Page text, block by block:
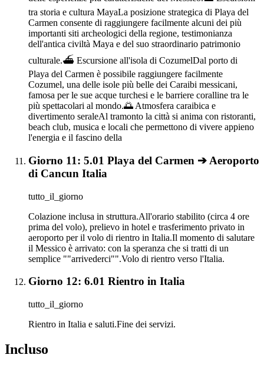
tra storia e cultura MayaLa posizione strategica di Playa del
Carmen consente di raggiungere facilmente alcuni dei più
importanti siti archeologici della regione, testimonianza
dell'antica civiltà Maya e del suo straordinario patrimonio
culturale.⛴️ Escursione all'isola di CozumelDal porto di
Playa del Carmen è possibile raggiungere facilmente
Cozumel, una delle isole più belle dei Caraibi messicani,
famosa per le sue acque turchesi e le barriere coralline tra le
più spettacolari al mondo.🌅 Atmosfera caraibica e
divertimento seraleAl tramonto la città si anima con ristoranti,
beach club, musica e locali che permettono di vivere appieno
l'energia e il fascino della
Giorno 11: 5.01 Playa del Carmen ➔ Aeroporto
di Cancun Italia
tutto_il_giorno
Colazione inclusa in struttura.All'orario stabilito (circa 4 ore
prima del volo), prelievo in hotel e trasferimento privato in
aeroporto per il volo di rientro in Italia.Il momento di salutare
il Messico è arrivato: con la speranza che si tratti di un
semplice ""arrivederci"".Volo di rientro verso l'Italia.
Giorno 12: 6.01 Rientro in Italia
tutto_il_giorno
Rientro in Italia e saluti.Fine dei servizi.
Incluso